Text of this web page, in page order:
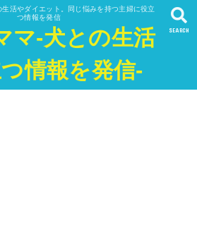
活やダイエット。同じ悩みを持つ主婦に役立
つ情報を発信
マ-犬との生活
情報を発信-
SEARCH